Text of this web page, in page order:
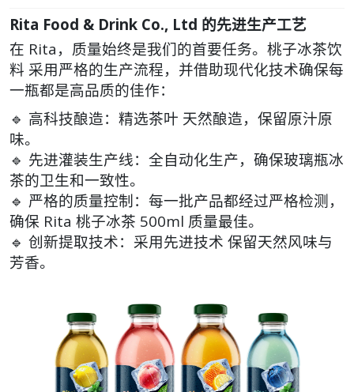
Rita Food & Drink Co., Ltd 的先进生产工艺
在 Rita ，质量始终是我们的首要任务。 桃子冰茶饮
料 采用严格的生产流程，并借助现代化技术确保每
一瓶都是高品质的佳作：
🔹 高科技酿造：精选茶叶 天然酿造，保留原汁原
味。
🔹 先进灌装生产线：全自动化生产，确保玻璃瓶冰
茶的卫生和一致性。
🔹 严格的质量控制：每一批产品都经过严格检测，
确保 Rita 桃子冰茶 500ml 质量最佳。
🔹 创新提取技术：采用先进技术 保留天然风味与
芳香。